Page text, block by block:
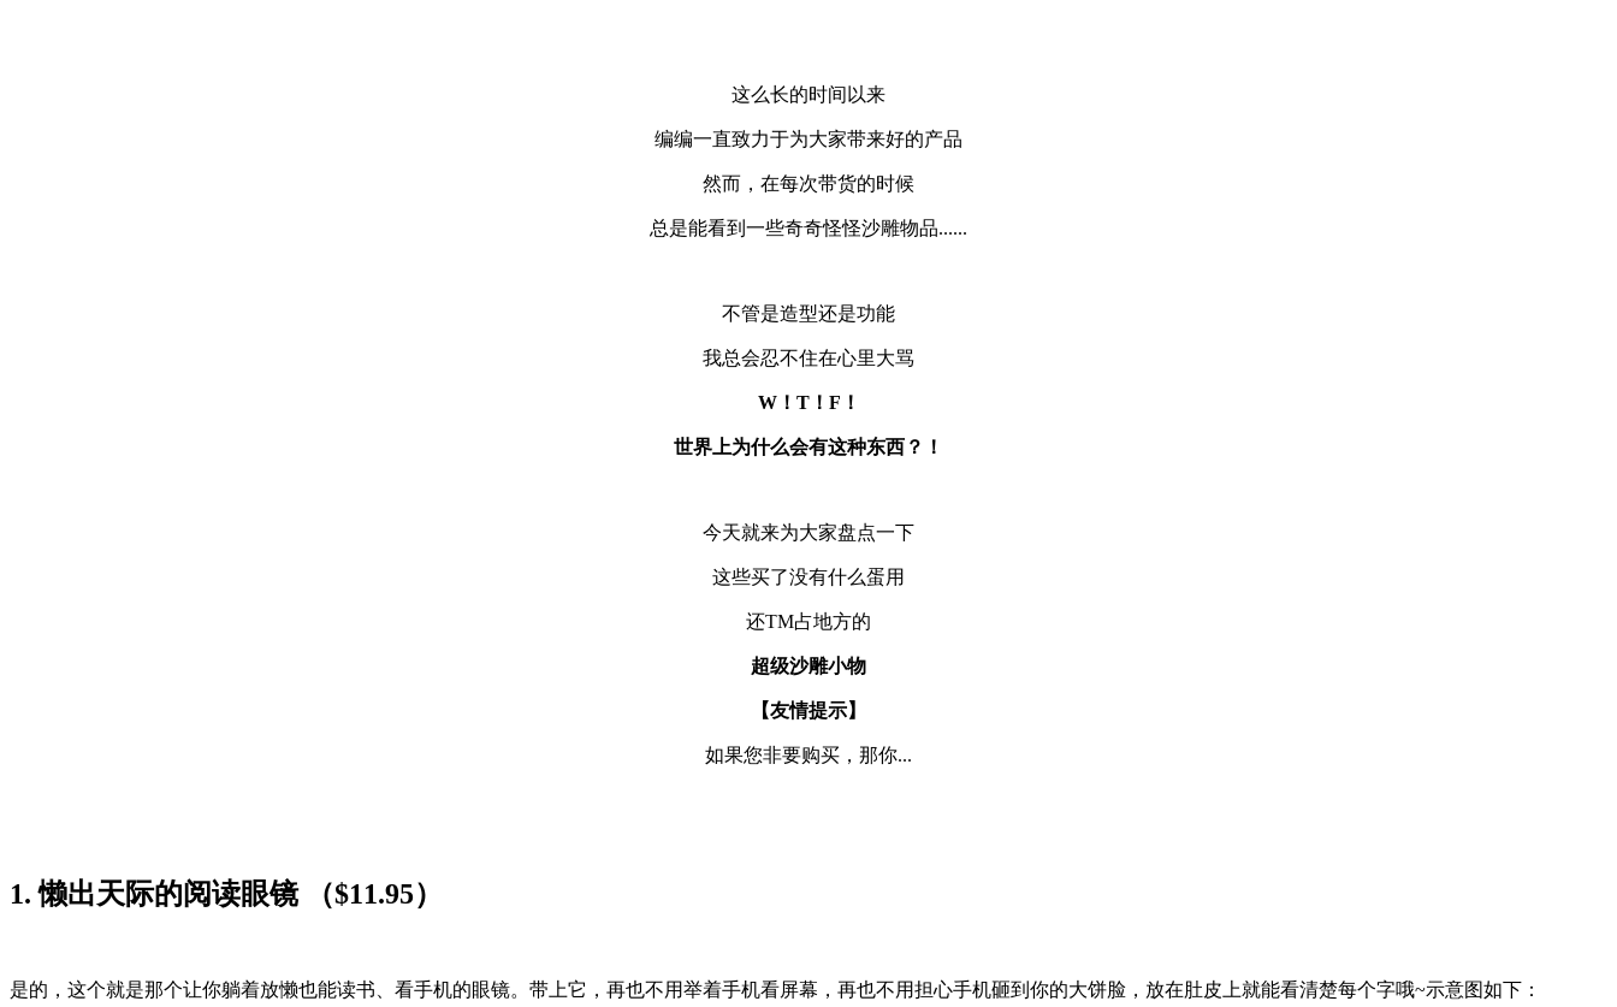
这么长的时间以来
编编一直致力于为大家带来好的产品
然而，在每次带货的时候
总是能看到一些奇奇怪怪沙雕物品......
不管是造型还是功能
我总会忍不住在心里大骂
W！T！F！
世界上为什么会有这种东西？！
今天就来为大家盘点一下
这些买了没有什么蛋用
还TM占地方的
超级沙雕小物
【友情提示】
如果您非要购买，那你...
1. 懒出天际的阅读眼镜 （$11.95）
是的，这个就是那个让你躺着放懒也能读书、看手机的眼镜。带上它，再也不用举着手机看屏幕，再也不用担心手机砸到你的大饼脸，放在肚皮上就能看清楚每个字哦~示意图如下：